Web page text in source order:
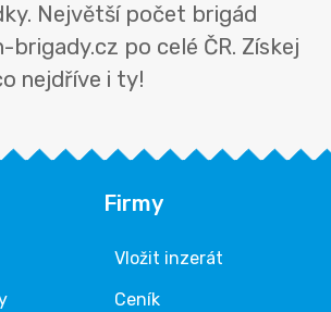
Největší počet brigád
brigady.cz po celé ČR. Získej
nejdříve i ty!
Firmy
Vložit inzerát
Ceník